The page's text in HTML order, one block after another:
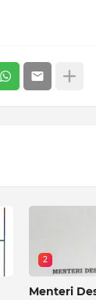
2
Menteri